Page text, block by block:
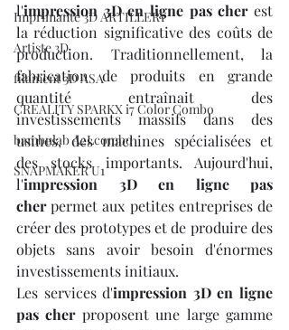
Imprimante 3D ARTILLERY
Artiste 3D
filament 3D ASA
CREALITY SPARKX i7 Color Combo
bambulab A2Lcombo
SNAPMAKER U1
l'impression 3D en ligne pas cher est
la réduction significative des coûts de
production. Traditionnellement, la
fabrication de produits en grande
quantité entraînait des
investissements massifs dans des
usines, des machines spécialisées et
des stocks importants. Aujourd'hui,
l'impression 3D en ligne pas
cher permet aux petites entreprises de
créer des prototypes et de produire des
objets sans avoir besoin d'énormes
investissements initiaux.
Les services d'impression 3D en ligne
pas cher proposent une large gamme